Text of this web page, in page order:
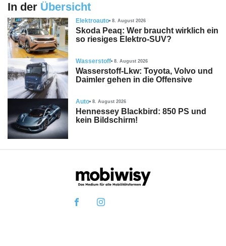
In der Übersicht
Elektroauto 8. August 2026
Skoda Peaq: Wer braucht wirklich ein
so riesiges Elektro-SUV?
Wasserstoff 8. August 2026
Wasserstoff-Lkw: Toyota, Volvo und
Daimler gehen in die Offensive
Auto 8. August 2026
Hennessey Blackbird: 850 PS und
kein Bildschirm!